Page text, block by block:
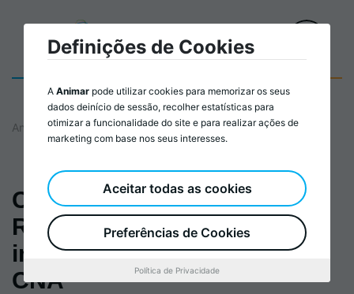
Animar
Conferência Agroecologia:
Reconhecimento
institucional em Portugal |
CNA
Definições de Cookies
A Animar pode utilizar cookies para memorizar os seus
dados deinício de sessão, recolher estatísticas para
otimizar a funcionalidade do site e para realizar ações de
marketing com base nos seus interesses.
Preferências de Cookies
Aceitar todas as cookies
Política de Privacidade